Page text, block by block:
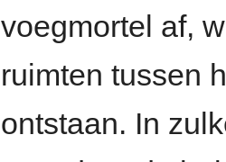
voegmortel af,
ruimten tussen
ontstaan. In